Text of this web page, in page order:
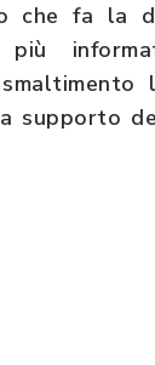
che fa la
più
supporto